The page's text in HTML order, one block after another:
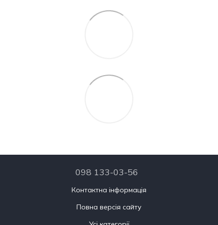
098 133-03-56
Контактна інформація
Повна версія сайту